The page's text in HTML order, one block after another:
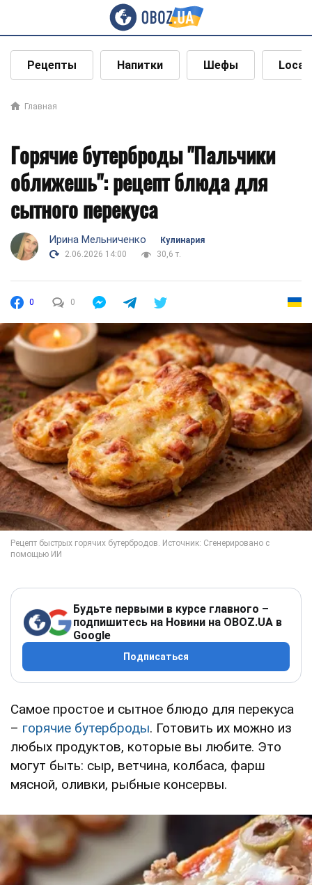
Рецепты Напитки Шефы Local
Главная
Горячие бутерброды "Пальчики
оближешь": рецепт блюда для
сытного перекуса
Ирина Мельниченко
Кулинария
2.06.2026 14:00
30,6 т.
0 0
Будьте первыми в курсе главного –
подпишитесь на Новини на OBOZ.UA в
Google
Подписаться
Самое простое и сытное блюдо для перекуса
– горячие бутерброды. Готовить их можно из
любых продуктов, которые вы любите. Это
могут быть: сыр, ветчина, колбаса, фарш
мясной, оливки, рыбные консервы.